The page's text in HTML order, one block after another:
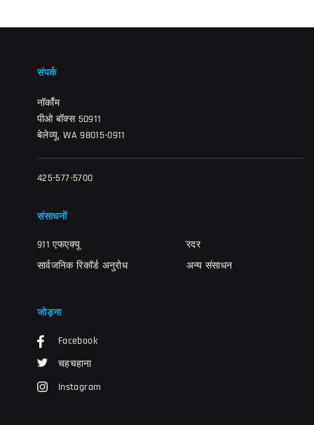
संपर्क
नॉर्कॉम
पीओ बॉक्स 50911
बेलेव्यू, WA 98015-0911
425-577-5700
संसाधनों
911 एफएक्यू
सार्वजनिक रिकॉर्ड अनुरोध
̈रदर
अन्य संसाधन
जोड़ना
Facebook
चहचहाना
Instagram